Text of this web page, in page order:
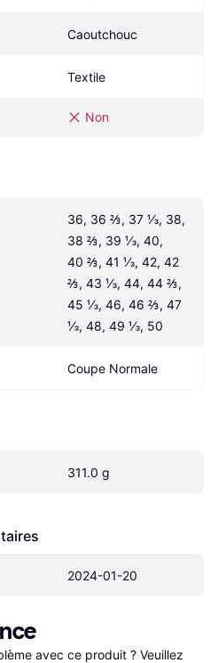
Caoutchouc
Textile
Non
36, 36 ⅔, 37 ⅓, 38,
38 ⅔, 39 ⅓, 40,
40 ⅔, 41 ⅓, 42, 42
⅔, 43 ⅓, 44, 44 ⅔,
45 ⅓, 46, 46 ⅔, 47
⅓, 48, 49 ⅓, 50
Coupe Normale
311.0 g
2024-01-20
avec ce produit ? Veuillez